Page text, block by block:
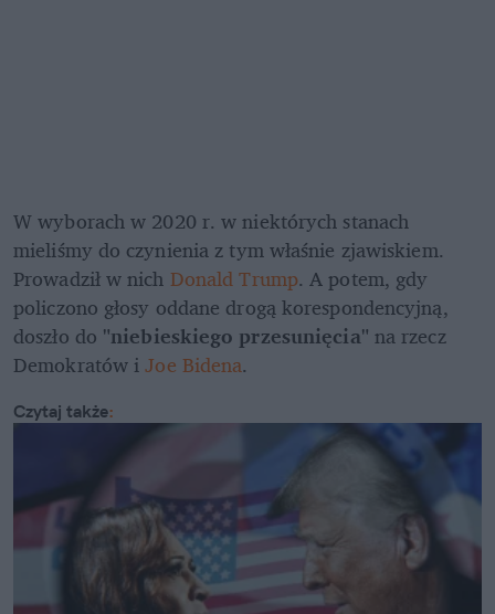
W wyborach w 2020 r. w niektórych stanach
mieliśmy do czynienia z tym właśnie zjawiskiem.
Prowadził w nich Donald Trump. A potem, gdy
policzono głosy oddane drogą korespondencyjną,
doszło do "niebieskiego przesunięcia" na rzecz
Demokratów i Joe Bidena.
Czytaj także: